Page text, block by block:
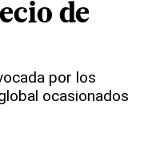
de
por los
ocasionados